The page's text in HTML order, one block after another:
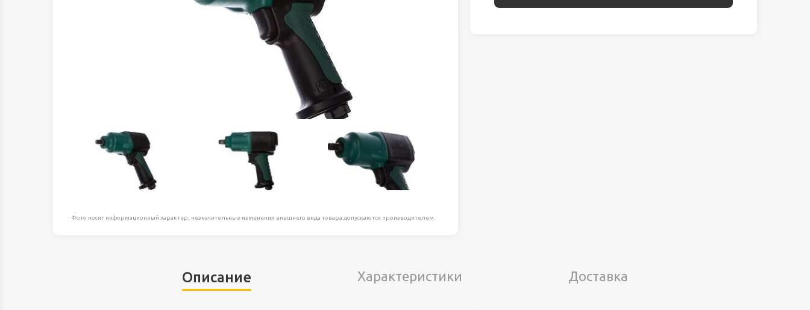
Оборудование для работ на
Пневматика, Гидравлика
Промышленная химия
Расходные материалы и
Сантехника
Скобяные изделия
Товары для дома, сада, отдыха
Фото носят информационный характер, незначительные изменения внешнего вида товара допускаются производителем.
Описание Характеристики Доставка